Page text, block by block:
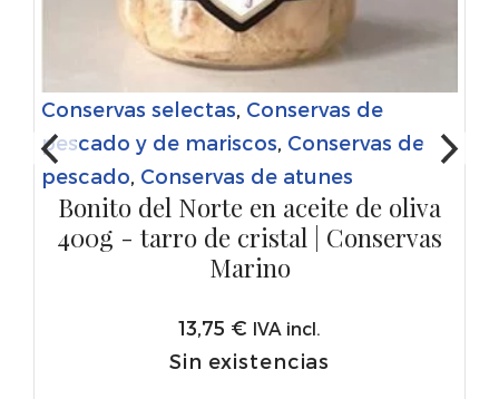
Conservas selectas, Conservas de
pescado y de mariscos, Conservas de
pescado, Conservas de atunes
Bonito del Norte en aceite de oliva
400g - tarro de cristal | Conservas
Marino
13,75 € IVA incl.
Sin existencias